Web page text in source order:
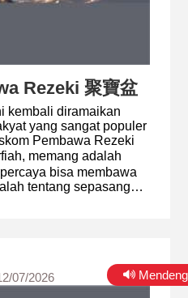
Rezeki 聚寶盆
kembali diramaikan
yang sangat populer
Pembawa Rezeki
memang adalah
bisa membawa
07/2026